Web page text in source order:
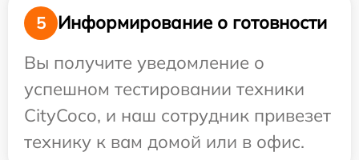
5
Информирование о готовности
Вы получите уведомление о
успешном тестировании техники
CityCoco, и наш сотрудник привезет
технику к вам домой или в офис.